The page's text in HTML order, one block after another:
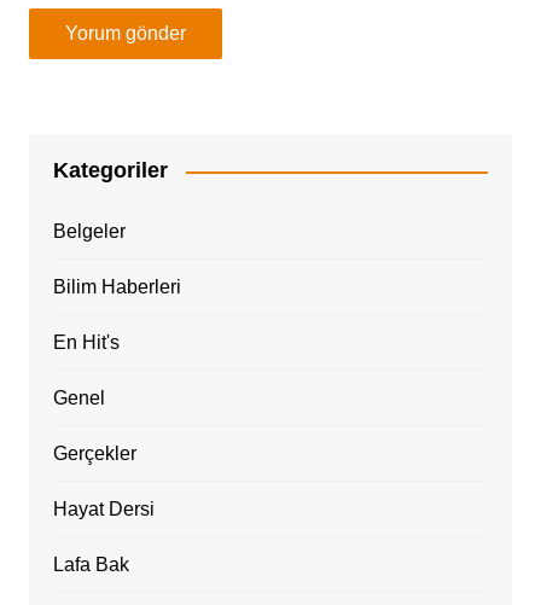
Kategoriler
Belgeler
Bilim Haberleri
En Hit's
Genel
Gerçekler
Hayat Dersi
Lafa Bak